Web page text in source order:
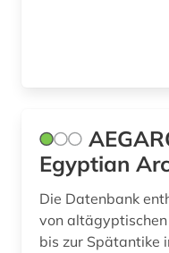
enzyklopädie (4)
eritrea (1)
Egyptian
Die Datenbank
von
bis zur Spätantike